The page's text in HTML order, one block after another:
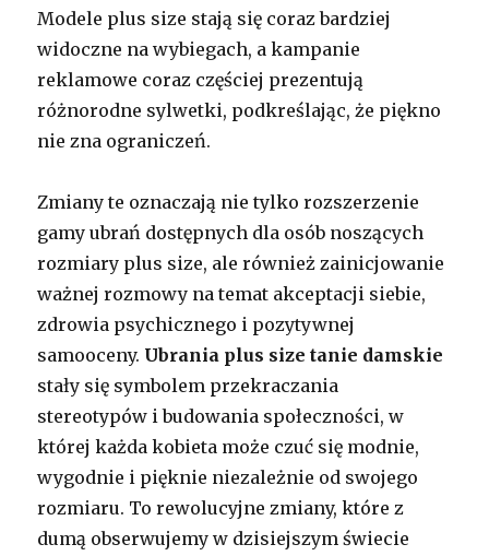
Modele plus size stają się coraz bardziej
widoczne na wybiegach, a kampanie
reklamowe coraz częściej prezentują
różnorodne sylwetki, podkreślając, że piękno
nie zna ograniczeń.
Zmiany te oznaczają nie tylko rozszerzenie
gamy ubrań dostępnych dla osób noszących
rozmiary plus size, ale również zainicjowanie
ważnej rozmowy na temat akceptacji siebie,
zdrowia psychicznego i pozytywnej
samooceny. Ubrania plus size tanie damskie
stały się symbolem przekraczania
stereotypów i budowania społeczności, w
której każda kobieta może czuć się modnie,
wygodnie i pięknie niezależnie od swojego
rozmiaru. To rewolucyjne zmiany, które z
dumą obserwujemy w dzisiejszym świecie